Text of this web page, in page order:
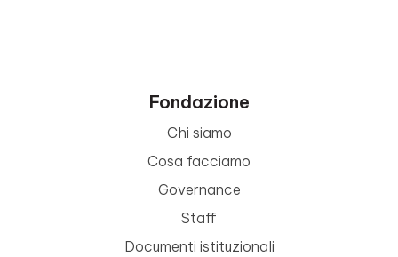
Fondazione
Chi siamo
Cosa facciamo
Governance
Staff
Documenti istituzionali